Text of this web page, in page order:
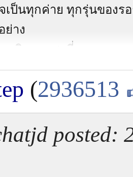
เป็นทุกค่าย ทุกรุ่นของร
ย่าง
จเกิดจากศรที่แทงเขา
รนำมีดมารนไฟแล้วปา
ล้ว ส่วนมาเกิดจากปุ่ม
าวัดแล้วก็เสริมเข้าไป
(2936513
posted: